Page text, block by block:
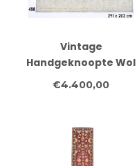
Vintage
Handgeknoopte Wol
Tapijt - Ziegler Patroon
291x202 cm
€4.400,00